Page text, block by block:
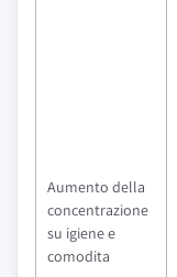
Aumento della
concentrazione
su igiene e
comodita